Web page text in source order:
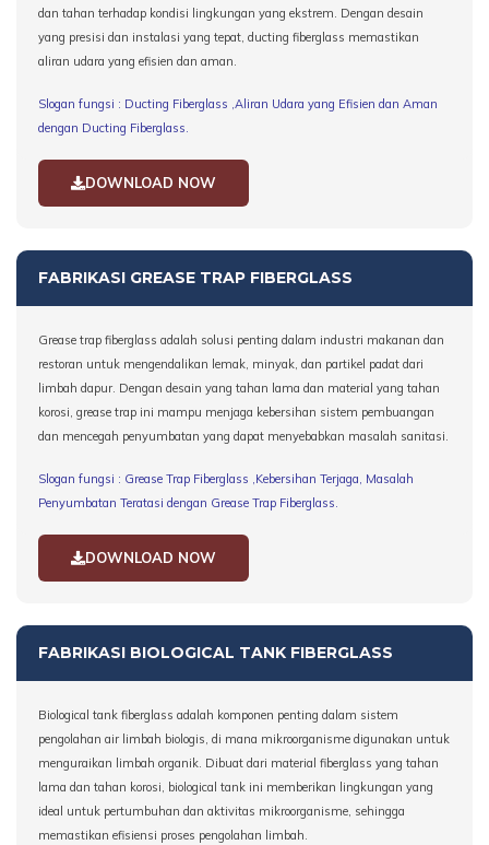
dan tahan terhadap kondisi lingkungan yang ekstrem. Dengan desain
yang presisi dan instalasi yang tepat, ducting fiberglass memastikan
aliran udara yang efisien dan aman.
Slogan fungsi : Ducting Fiberglass ,Aliran Udara yang Efisien dan Aman
dengan Ducting Fiberglass.
DOWNLOAD NOW
FABRIKASI GREASE TRAP FIBERGLASS
Grease trap fiberglass adalah solusi penting dalam industri makanan dan
restoran untuk mengendalikan lemak, minyak, dan partikel padat dari
limbah dapur. Dengan desain yang tahan lama dan material yang tahan
korosi, grease trap ini mampu menjaga kebersihan sistem pembuangan
dan mencegah penyumbatan yang dapat menyebabkan masalah sanitasi.
Slogan fungsi : Grease Trap Fiberglass ,Kebersihan Terjaga, Masalah
Penyumbatan Teratasi dengan Grease Trap Fiberglass.
DOWNLOAD NOW
FABRIKASI BIOLOGICAL TANK FIBERGLASS
Biological tank fiberglass adalah komponen penting dalam sistem
pengolahan air limbah biologis, di mana mikroorganisme digunakan untuk
menguraikan limbah organik. Dibuat dari material fiberglass yang tahan
lama dan tahan korosi, biological tank ini memberikan lingkungan yang
ideal untuk pertumbuhan dan aktivitas mikroorganisme, sehingga
memastikan efisiensi proses pengolahan limbah.